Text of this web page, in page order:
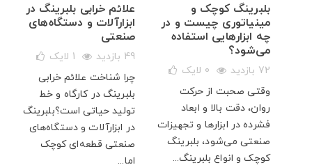
علائم خرابی بلبرینگ در
ابزارآلات و دستگاه‌های
صنعتی
49 بازدید 1 لایک
چرا شناخت علائم خرابی
بلبرینگ در کارگاه و خط
تولید حیاتی است؟بلبرینگ
در ابزارآلات و دستگاه‌های
صنعتی قطعه‌ای کوچک
اما...
بلبرینگ کوچک و
مینیاتوری چیست و در
چه ابزارهایی استفاده
می‌شود؟
72 بازدید 0 لایک
وقتی صحبت از حرکت
روان، دقت بالا و ابعاد
فشرده در ابزارها و تجهیزات
صنعتی می‌شود، بلبرینگ
کوچک و انواع بلبرینگ...